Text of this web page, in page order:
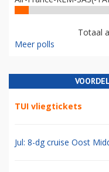
Totaal
Meer polls
TUI vliegtickets
Jul: 8-dg cruise Oost